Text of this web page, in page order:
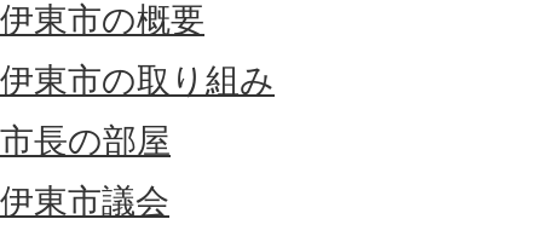
伊東市の概要
伊東市の取り組み
市長の部屋
伊東市議会